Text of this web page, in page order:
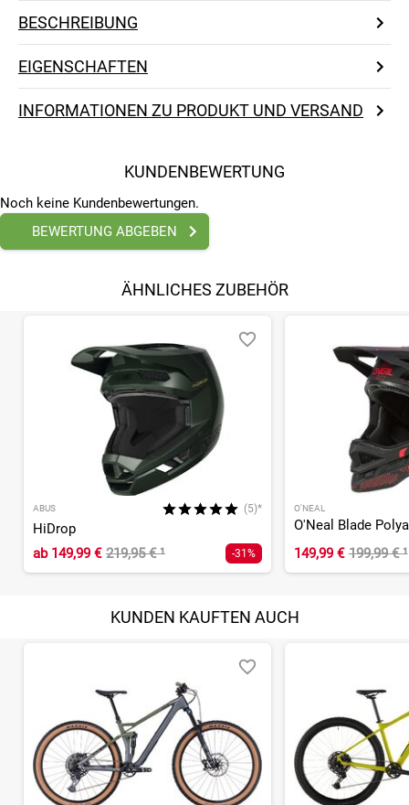
BESCHREIBUNG
EIGENSCHAFTEN
INFORMATIONEN ZU PRODUKT UND VERSAND
KUNDENBEWERTUNG
Noch keine Kundenbewertungen.
BEWERTUNG ABGEBEN
ÄHNLICHES ZUBEHÖR
ABUS (5)*
HiDrop
ab149,99 € 219,95 €¹ -31%
O'NEAL
O'Neal Blade
149,99 € 199,99 €¹
KUNDEN KAUFTEN AUCH